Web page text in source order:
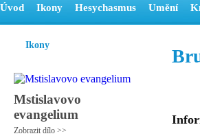
Úvod Ikony Hesychasmus Umění
Ikony
Mstislavovo
evangelium
Zobrazit dílo >>